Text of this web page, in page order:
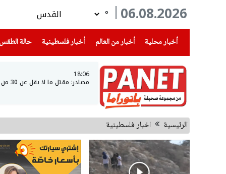
06.08.2026
°
أخبار محلية
(current) أخبار من العالم أخبار فلسطينية(current) حالة الطقس
18:06
مصادر: مقتل ما لا يقل عن 30 من قوات الحكومة اليمنية في هجمات للحوثيين
الرئيسية اخبار فلسطينية